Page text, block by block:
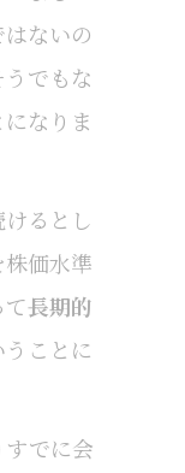
ないの
でもな
なりま
るとし
価水準
長期的
うことに
でに会